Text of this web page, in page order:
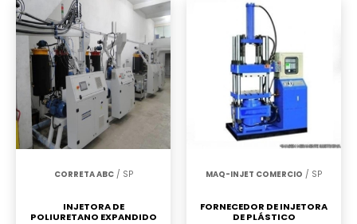
CORRETA ABC/ SP
INJETORA DE
POLIURETANO EXPANDIDO
MAQ-INJET COMERCIO / SP
FORNECEDOR DE INJETORA
DE PLÁSTICO